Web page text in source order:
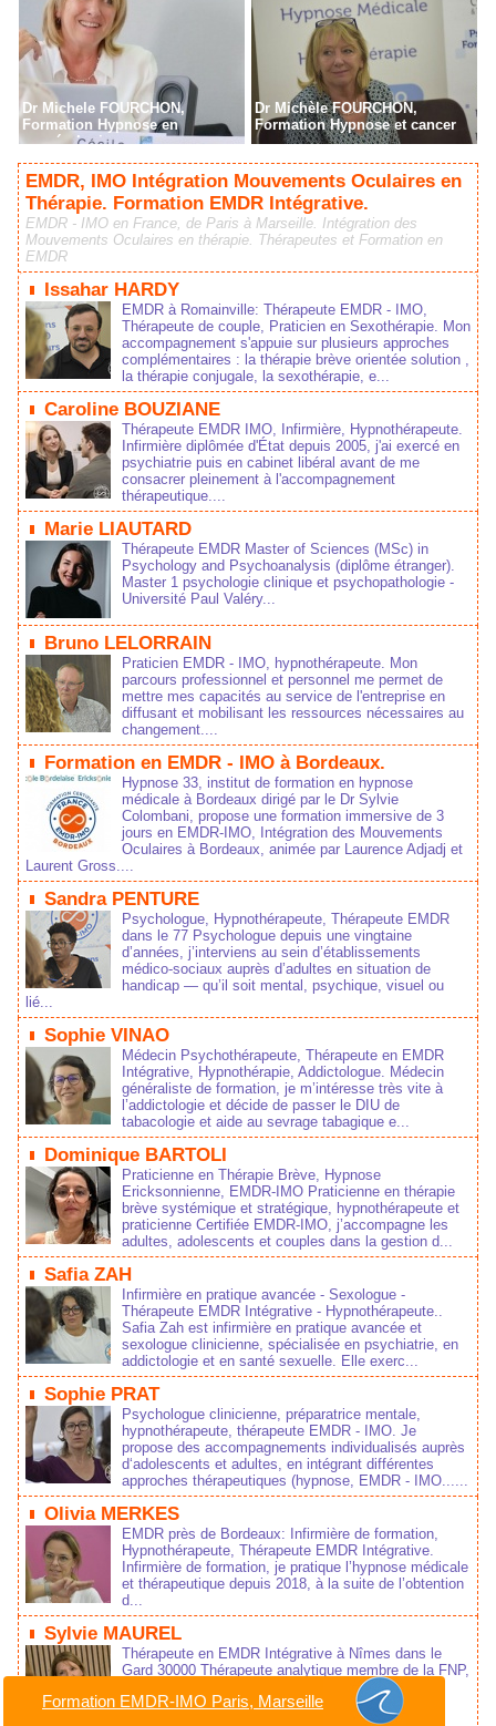
Dr Michele FOURCHON,
Formation Hypnose en
cancérologie
Dr Michèle FOURCHON,
Formation Hypnose et cancer
EMDR, IMO Intégration Mouvements Oculaires en
Thérapie. Formation EMDR Intégrative.
EMDR - IMO en France, de Paris à Marseille. Intégration des
Mouvements Oculaires en thérapie. Thérapeutes et Formation en
EMDR
Issahar HARDY
EMDR à Romainville: Thérapeute EMDR - IMO,
Thérapeute de couple, Praticien en Sexothérapie. Mon
accompagnement s'appuie sur plusieurs approches
complémentaires : la thérapie brève orientée solution ,
la thérapie conjugale, la sexothérapie, e...
Caroline BOUZIANE
Thérapeute EMDR IMO, Infirmière, Hypnothérapeute.
Infirmière diplômée d'État depuis 2005, j'ai exercé en
psychiatrie puis en cabinet libéral avant de me
consacrer pleinement à l'accompagnement
thérapeutique....
Marie LIAUTARD
Thérapeute EMDR Master of Sciences (MSc) in
Psychology and Psychoanalysis (diplôme étranger).
Master 1 psychologie clinique et psychopathologie -
Université Paul Valéry...
Bruno LELORRAIN
Praticien EMDR - IMO, hypnothérapeute. Mon
parcours professionnel et personnel me permet de
mettre mes capacités au service de l'entreprise en
diffusant et mobilisant les ressources nécessaires au
changement....
Formation en EMDR - IMO à Bordeaux.
Hypnose 33, institut de formation en hypnose
médicale à Bordeaux dirigé par le Dr Sylvie
Colombani, propose une formation immersive de 3
jours en EMDR-IMO, Intégration des Mouvements
Oculaires à Bordeaux, animée par Laurence Adjadj et
Laurent Gross....
Sandra PENTURE
Psychologue, Hypnothérapeute, Thérapeute EMDR
dans le 77 Psychologue depuis une vingtaine
d’années, j’interviens au sein d’établissements
médico‑sociaux auprès d’adultes en situation de
handicap — qu’il soit mental, psychique, visuel ou
lié...
Sophie VINAO
Médecin Psychothérapeute, Thérapeute en EMDR
Intégrative, Hypnothérapie, Addictologue. Médecin
généraliste de formation, je m’intéresse très vite à
l’addictologie et décide de passer le DIU de
tabacologie et aide au sevrage tabagique e...
Dominique BARTOLI
Praticienne en Thérapie Brève, Hypnose
Ericksonnienne, EMDR-IMO Praticienne en thérapie
brève systémique et stratégique, hypnothérapeute et
praticienne Certifiée EMDR-IMO, j’accompagne les
adultes, adolescents et couples dans la gestion d...
Safia ZAH
Infirmière en pratique avancée - Sexologue -
Thérapeute EMDR Intégrative - Hypnothérapeute..
Safia Zah est infirmière en pratique avancée et
sexologue clinicienne, spécialisée en psychiatrie, en
addictologie et en santé sexuelle. Elle exerc...
Sophie PRAT
Psychologue clinicienne, préparatrice mentale,
hypnothérapeute, thérapeute EMDR - IMO. Je
propose des accompagnements individualisés auprès
d‘adolescents et adultes, en intégrant différentes
approches thérapeutiques (hypnose, EMDR - IMO......
Olivia MERKES
EMDR près de Bordeaux: Infirmière de formation,
Hypnothérapeute, Thérapeute EMDR Intégrative.
Infirmière de formation, je pratique l’hypnose médicale
et thérapeutique depuis 2018, à la suite de l’obtention
d...
Sylvie MAUREL
Thérapeute en EMDR Intégrative à Nîmes dans le
Gard 30000 Thérapeute analytique membre de la FNP,
Hypnothérapeute et Praticienne en EMDR- IMO ®:
auprès des enfants, des adolescents et des
Formation EMDR-IMO Paris, Marseille